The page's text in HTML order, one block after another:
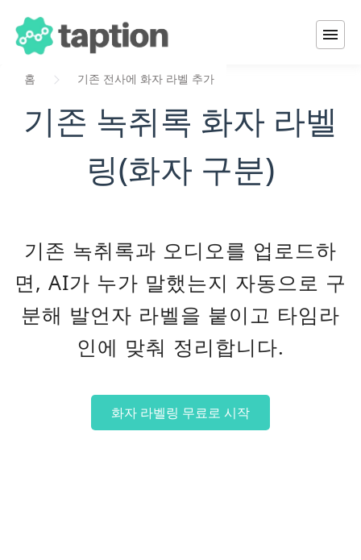
홈 기존 전사에 화자 라벨 추가
기존 녹취록 화자 라벨
링(화자 구분)
기존 녹취록과 오디오를 업로드하
면, AI가 누가 말했는지 자동으로 구
분해 발언자 라벨을 붙이고 타임라
인에 맞춰 정리합니다.
화자 라벨링 무료로 시작